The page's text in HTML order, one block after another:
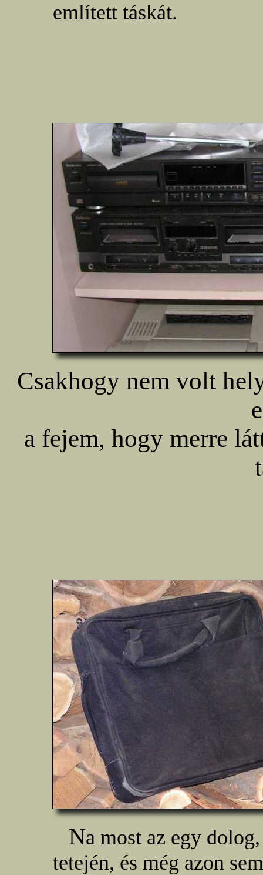
említett táskát.
Csakhogy nem volt
a fejem, hogy merre
Na most az egy
tetején, és még azon